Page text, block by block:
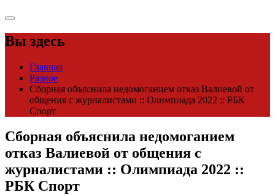
Вы здесь
Главная
Разное
Сборная объяснила недомоганием отказ Валиевой от
общения с журналистами :: Олимпиада 2022 :: РБК
Спорт
Сборная объяснила недомоганием
отказ Валиевой от общения с
журналистами :: Олимпиада 2022 ::
РБК Спорт